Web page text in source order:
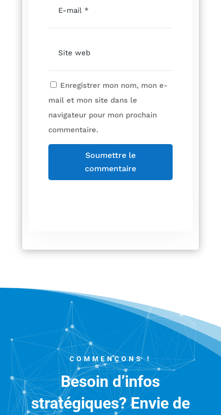
Enregistrer mon nom, mon e-
mail et mon site dans le
navigateur pour mon prochain
commentaire.
Soumettre le
commentaire
COMMENÇONS !
Besoin d’infos
stratégiques? Envie de